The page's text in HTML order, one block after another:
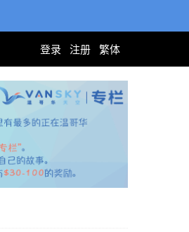
登录 注册 繁体